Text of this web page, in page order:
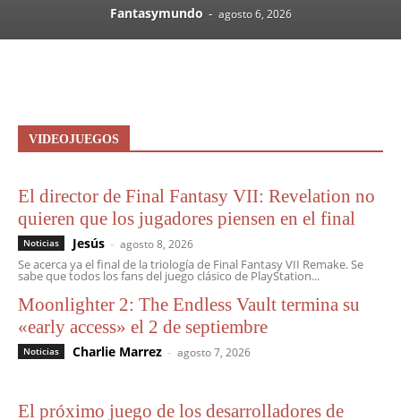
Fantasymundo - agosto 6, 2026
VIDEOJUEGOS
El director de Final Fantasy VII: Revelation no
quieren que los jugadores piensen en el final
Noticias Jesús - agosto 8, 2026
Se acerca ya el final de la triología de Final Fantasy VII Remake. Se
sabe que todos los fans del juego clásico de PlayStation...
Moonlighter 2: The Endless Vault termina su
«early access» el 2 de septiembre
Noticias Charlie Marrez - agosto 7, 2026
El próximo juego de los desarrolladores de